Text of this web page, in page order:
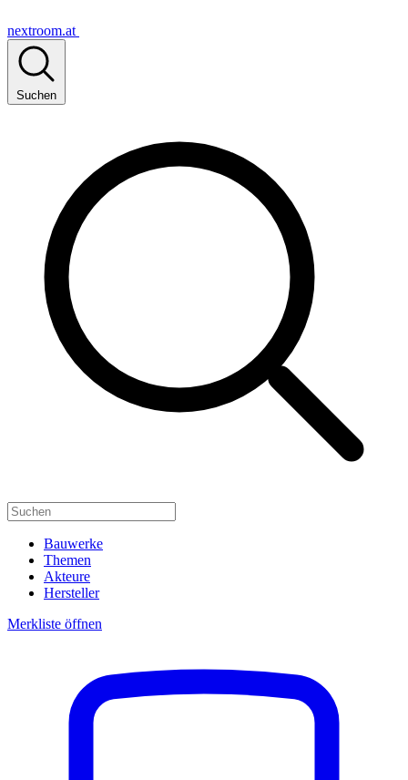
nextroom.at
Suchen
Bauwerke
Themen
Akteure
Hersteller
Merkliste öffnen